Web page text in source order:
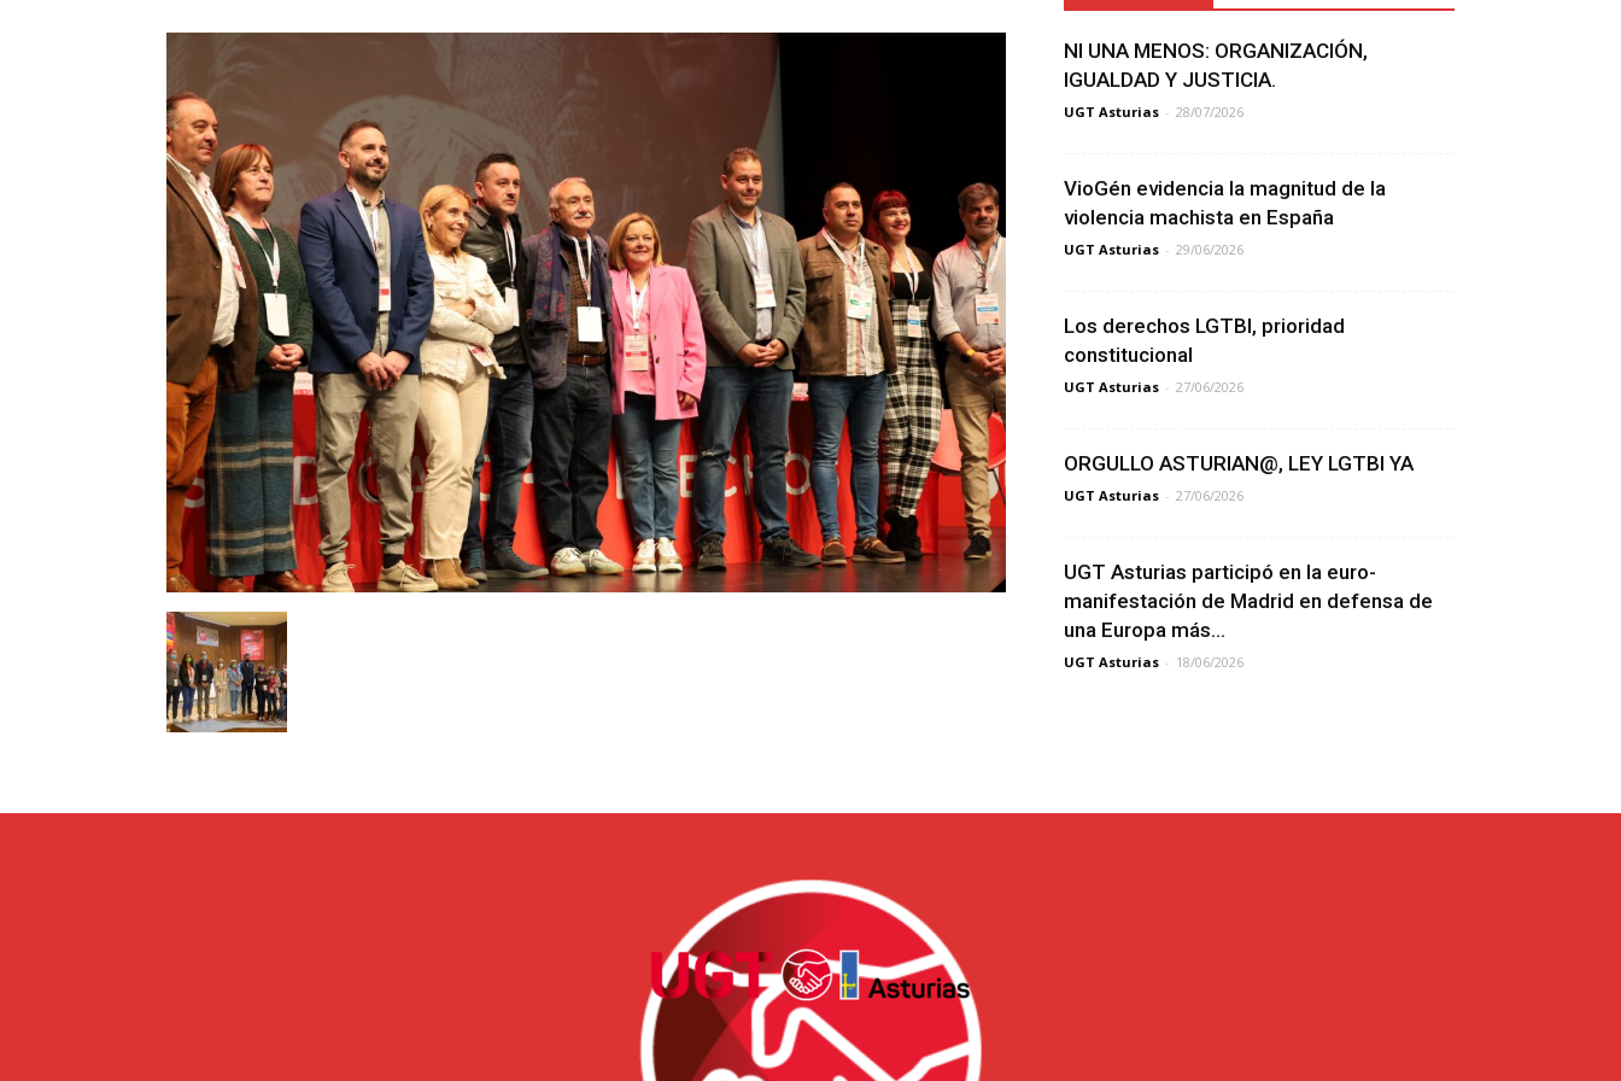
NI UNA MENOS: ORGANIZACIÓN,
IGUALDAD Y JUSTICIA.
UGT Asturias - 28/07/2026
VioGén evidencia la magnitud de la
violencia machista en España
UGT Asturias - 29/06/2026
Los derechos LGTBI, prioridad
constitucional
UGT Asturias - 27/06/2026
ORGULLO ASTURIAN@, LEY LGTBI YA
UGT Asturias - 27/06/2026
UGT Asturias participó en la euro-
manifestación de Madrid en defensa de
una Europa más...
UGT Asturias - 18/06/2026